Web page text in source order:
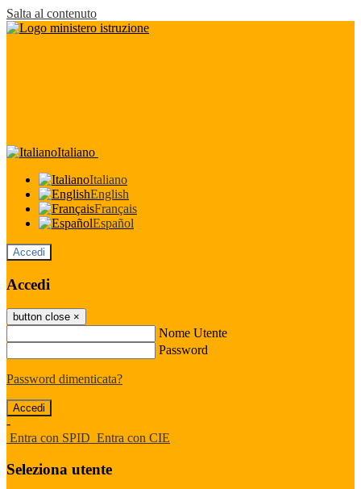
Salta al contenuto
Italiano
Italiano
English
Français
Español
Accedi
Accedi
button close ×
Nome Utente
Password
Password dimenticata?
-
Entra con SPID Entra con CIE
Seleziona utente